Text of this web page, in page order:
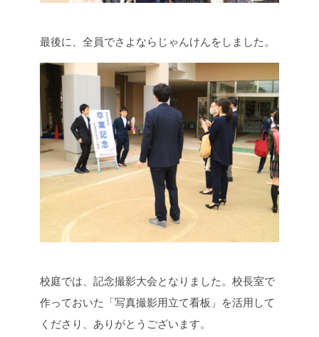
最後に、全員でさよならじゃんけんをしました。
校庭では、記念撮影大会となりました。校長室で
作っておいた「写真撮影用立て看板」を活用して
くださり、ありがとうございます。